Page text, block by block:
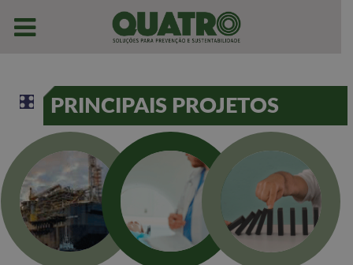
PRINCIPAIS PROJETOS